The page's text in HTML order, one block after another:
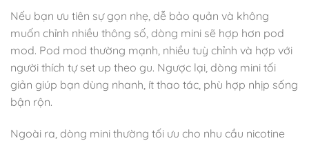
Nếu bạn ưu tiên sự gọn nhẹ, dễ bảo quản và không
muốn chỉnh nhiều thông số, dòng mini sẽ hợp hơn pod
mod. Pod mod thường mạnh, nhiều tuỳ chỉnh và hợp với
người thích tự set up theo gu. Ngược lại, dòng mini tối
giản giúp bạn dùng nhanh, ít thao tác, phù hợp nhịp sống
bận rộn.
Ngoài ra, dòng mini thường tối ưu cho nhu cầu nicotine